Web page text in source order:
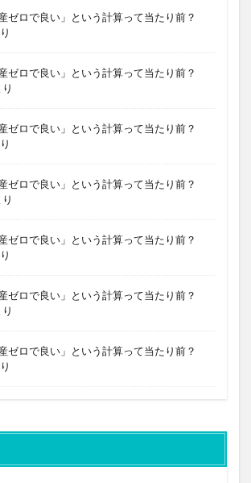
ゼロで良い」という計算って当たり前？
ゼロで良い」という計算って当たり前？
り
ゼロで良い」という計算って当たり前？
ゼロで良い」という計算って当たり前？
り
ゼロで良い」という計算って当たり前？
ゼロで良い」という計算って当たり前？
り
ゼロで良い」という計算って当たり前？